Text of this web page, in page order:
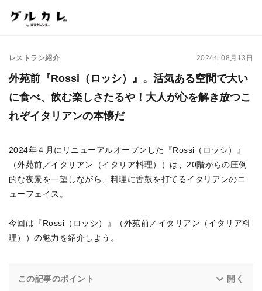
レストラン紹介 2024年08月13日
外苑前『Rossi（ロッシ）』。活気ある空間で大い
に食べ、飲む楽しさたるや！大人が心を解き放つこ
れぞイタリアンの本懐だ
2024年４月にリニューアルオープンした『Rossi（ロッシ）』
（外苑前／イタリアン（イタリア料理））は、20階からの圧倒
的な夜景を一望しながら、料理に舌鼓を打てるイタリアンのニ
ューフェイス。
今回は『Rossi（ロッシ）』（外苑前／イタリアン（イタリア料
理））の魅力を紹介しよう。
この記事のポイント